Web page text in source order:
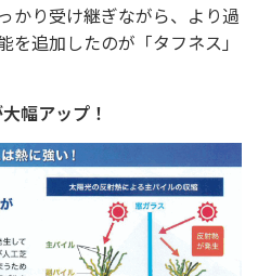
かり受け継ぎながら、より過
追加したのが「タフネス」
幅アップ！